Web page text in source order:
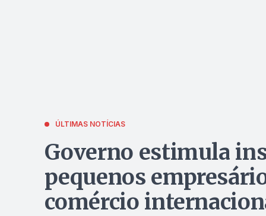
ÚLTIMAS NOTÍCIAS
Governo estimula
pequenos
comércio